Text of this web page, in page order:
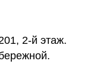
2-й этаж.